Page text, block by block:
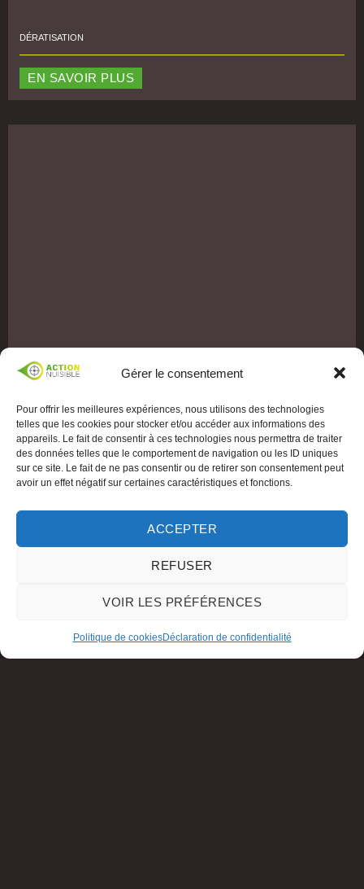
Gérer le consentement
Pour offrir les meilleures expériences, nous utilisons des technologies
telles que les cookies pour stocker et/ou accéder aux informations des
appareils. Le fait de consentir à ces technologies nous permettra de traiter
des données telles que le comportement de navigation ou les ID uniques
sur ce site. Le fait de ne pas consentir ou de retirer son consentement peut
avoir un effet négatif sur certaines caractéristiques et fonctions.
ACCEPTER
REFUSER
VOIR LES PRÉFÉRENCES
Politique de cookiesDéclaration de confidentialité
DÉRATISATION
EN SAVOIR PLUS